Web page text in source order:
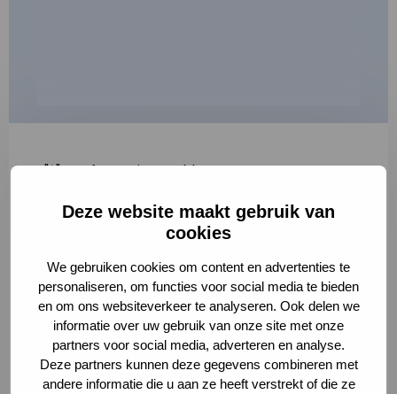
Deze website maakt gebruik van
cookies
We gebruiken cookies om content en advertenties te
personaliseren, om functies voor social media te bieden
en om ons websiteverkeer te analyseren. Ook delen we
informatie over uw gebruik van onze site met onze
partners voor social media, adverteren en analyse.
Deze partners kunnen deze gegevens combineren met
andere informatie die u aan ze heeft verstrekt of die ze
"*" geeft vereiste velden aan
2
Volledige omschrijving*